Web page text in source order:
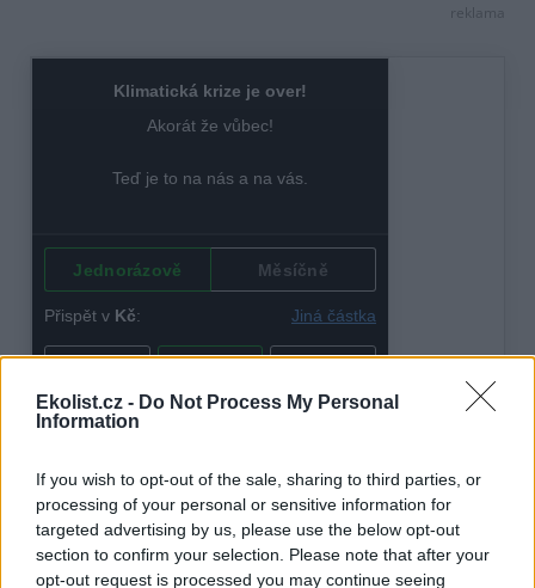
Ekolist.cz - Do Not Process My Personal
Information
If you wish to opt-out of the sale, sharing to third parties, or
processing of your personal or sensitive information for
targeted advertising by us, please use the below opt-out
section to confirm your selection. Please note that after your
opt-out request is processed you may continue seeing
reklama
tisknout poslat